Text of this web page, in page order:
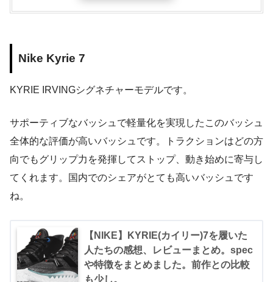
Nike Kyrie 7
KYRIE IRVINGシグネチャーモデルです。
サポーティブなバッシュで軽量化を実現したこのバッシュ
全体的な評価が高いバッシュです。トラクションはどの方
向でもグリップ力を発揮してストップ、動き始めに寄与し
てくれます。国内でのシェアがとても高いバッシュです
ね。
【NIKE】KYRIE(カイリー)7を履いた
人たちの感想、レビューまとめ。spec
や特徴をまとめました。前作との比較
も少し。